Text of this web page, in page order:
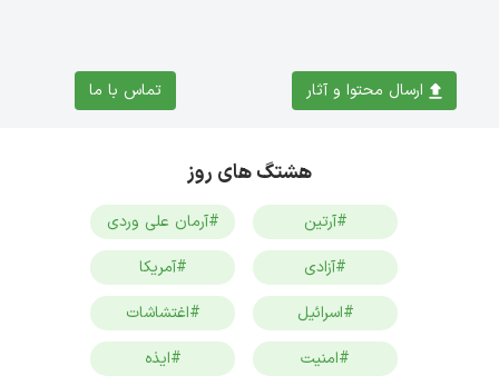
ارسال محتوا و آثار تماس با ما
هشتگ های روز
#آرتین
#آرمان علی وردی
#آزادی
#آمریکا
#اسرائیل
#اغتشاشات
#امنیت
#ایذه